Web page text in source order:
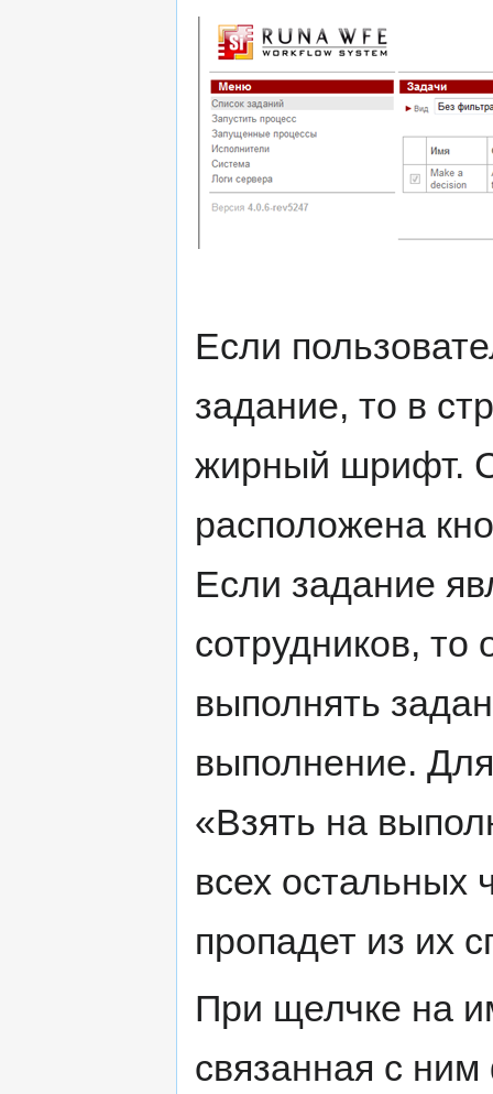
Если
задание, то в
жирный шрифт.
расположена
Если задание
сотрудников, то
выполнять
выполнение.
«Взять на
всех остальных
пропадет из их
При щелчке на
связанная с